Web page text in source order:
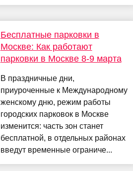
Бесплатные парковки в
Москве: Как работают
парковки в Москве 8-9 марта
В праздничные дни,
приуроченные к Международному
женскому дню, режим работы
городских парковок в Москве
изменится: часть зон станет
бесплатной, в отдельных районах
введут временные ограниче...